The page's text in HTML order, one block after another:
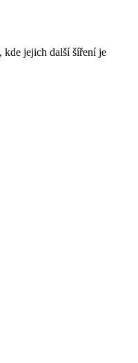
kde jejich další šíření je